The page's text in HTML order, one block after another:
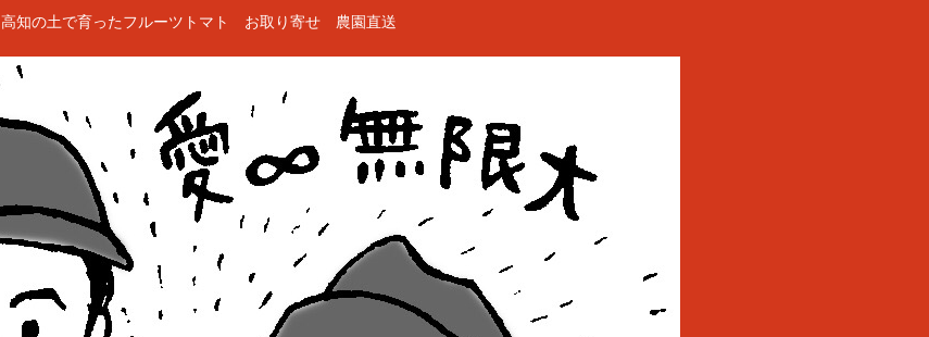
高知の土で育ったフルーツトマト お取り寄せ 農園直送